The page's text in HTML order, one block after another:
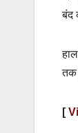
बंद
तक
[